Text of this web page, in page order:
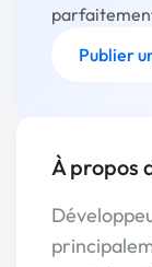
Publier
À propos